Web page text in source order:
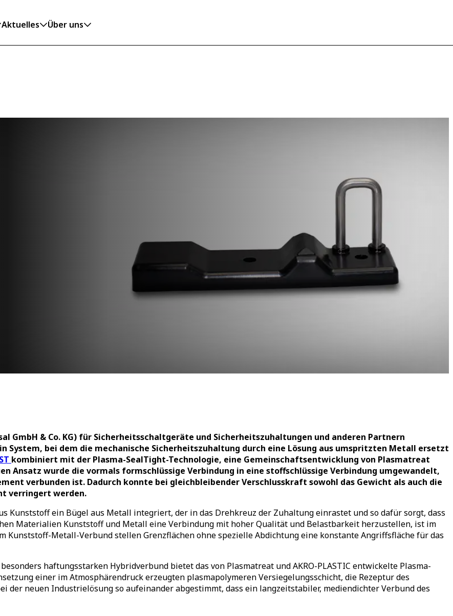
Aktuelles Über uns
GmbH & Co. KG) für Sicherheitsschaltgeräte und Sicherheitszuhaltungen und anderen Partnern
System, bei dem die mechanische Sicherheitszuhaltung durch eine Lösung aus umspritzten Metall ersetzt
kombiniert mit der Plasma-SealTight-Technologie, eine Gemeinschaftsentwicklung von Plasmatreat
Ansatz wurde die vormals formschlüssige Verbindung in eine stoffschlüssige Verbindung umgewandelt,
verbunden ist. Dadurch konnte bei gleichbleibender Verschlusskraft sowohl das Gewicht als auch die
verringert werden.
Kunststoff ein Bügel aus Metall integriert, der in das Drehkreuz der Zuhaltung einrastet und so dafür sorgt, dass
Materialien Kunststoff und Metall eine Verbindung mit hoher Qualität und Belastbarkeit herzustellen, ist im
Kunststoff-Metall-Verbund stellen Grenzflächen ohne spezielle Abdichtung eine konstante Angriffsfläche für das
haftungsstarken Hybridverbund bietet das von Plasmatreat und AKRO-PLASTIC entwickelte Plasma-
einer im Atmosphärendruck erzeugten plasmapolymeren Versiegelungsschicht, die Rezeptur des
der neuen Industrielösung so aufeinander abgestimmt, dass ein langzeitstabiler, mediendichter Verbund des